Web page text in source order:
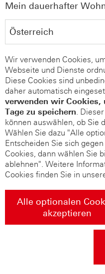
Mein dauerhafter
Wir verwenden Cookies,
Webseite und Dienste
Diese Cookies sind
daher automatisch
verwenden wir Cookies,
Tage zu speichern.
können auswählen, ob Sie
Wählen Sie dazu "Alle
Entscheiden Sie sich
Cookies, dann wählen Sie
ablehnen". Weitere
Cookies finden Sie in
Alle optionalen
akzeptieren